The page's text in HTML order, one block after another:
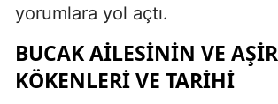
yorumlara yol açtı.
BUCAK AILESININ VE
KÖKENLERI VE TARIHI